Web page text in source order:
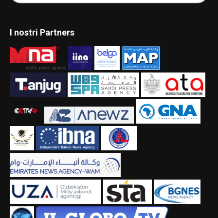
I nostri Partners